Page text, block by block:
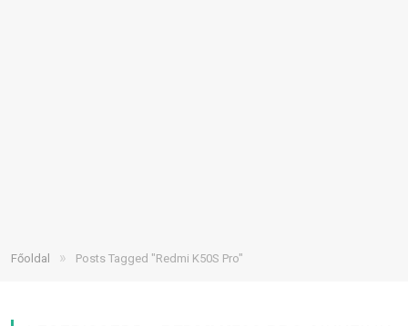
Főoldal » Posts Tagged "Redmi K50S Pro"